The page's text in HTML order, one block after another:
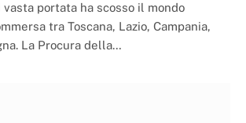
vasta portata ha scosso il mondo
tra Toscana, Lazio, Campania,
La Procura della…